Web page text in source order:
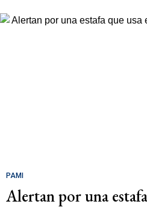
PAMI
Alertan por una